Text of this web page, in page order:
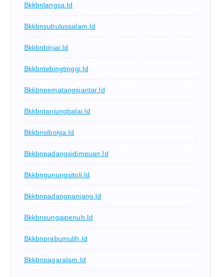
Bkkbnlangsa.id
Bkkbnsubulussalam.id
Bkkbnbinjai.id
Bkkbntebingtinggi.id
Bkkbnpematangsiantar.id
Bkkbntanjungbalai.id
Bkkbnsibolga.id
Bkkbnpadangsidimpuan.id
Bkkbngunungsitoli.id
Bkkbnpadangpanjang.id
Bkkbnsungaipenuh.id
Bkkbnprabumulih.id
Bkkbnpagaralam.id